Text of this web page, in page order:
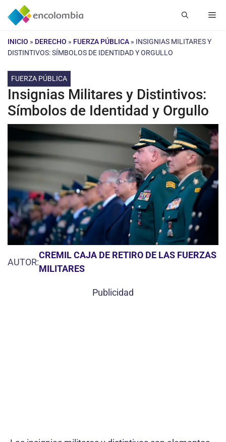
Saltar
INICIO » DERECHO » FUERZA PÚBLICA » INSIGNIAS MILITARES Y
DISTINTIVOS: SÍMBOLOS DE IDENTIDAD Y ORGULLO
FUERZA PÚBLICA
Insignias Militares y Distintivos:
Símbolos de Identidad y Orgullo
AUTOR:
CREMIL CAJA DE RETIRO DE LAS FUERZAS
MILITARES
Publicidad